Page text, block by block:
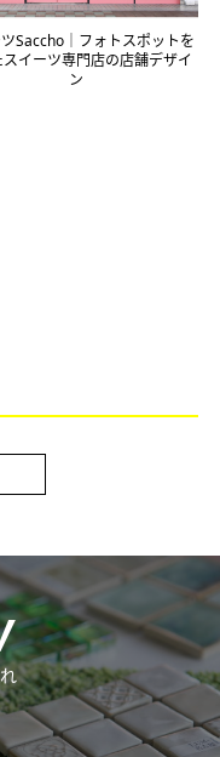
Saccho｜フォトスポットを
イーツ専門店の店舗デザイ
ン